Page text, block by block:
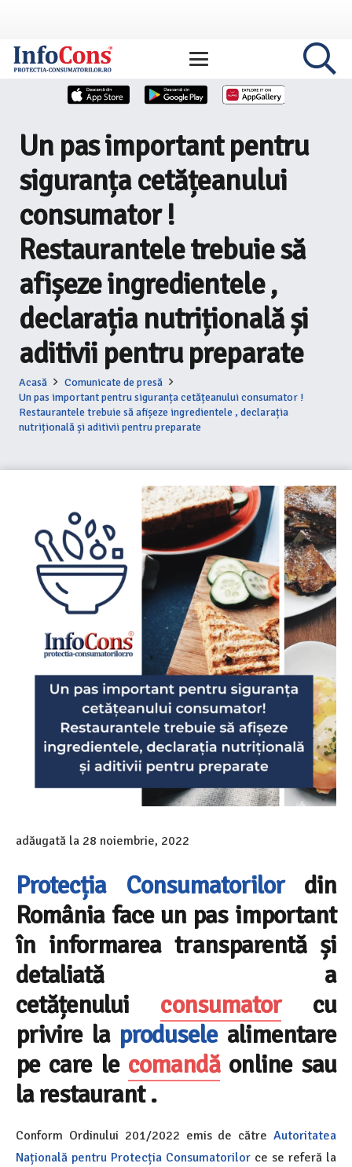
Un pas important pentru
siguranța cetățeanului
consumator !
Restaurantele trebuie să
afișeze ingredientele ,
declarația nutrițională și
aditivii pentru preparate
Acasă
Comunicate de presă
Un pas important pentru siguranța cetățeanului consumator !
Restaurantele trebuie să afișeze ingredientele , declarația
nutrițională și aditivii pentru preparate
adăugată la 28 noiembrie, 2022
Protecția Consumatorilordin
România face un pas important
în informarea transparentă și
detaliată a
cetățenului consumatorcu
privire la produselealimentare
pe care le comandăonline sau
la restaurant .
Conform Ordinului 201/2022 emis de către Autoritatea
Națională pentru Protecția Consumatorilor ce se referă la